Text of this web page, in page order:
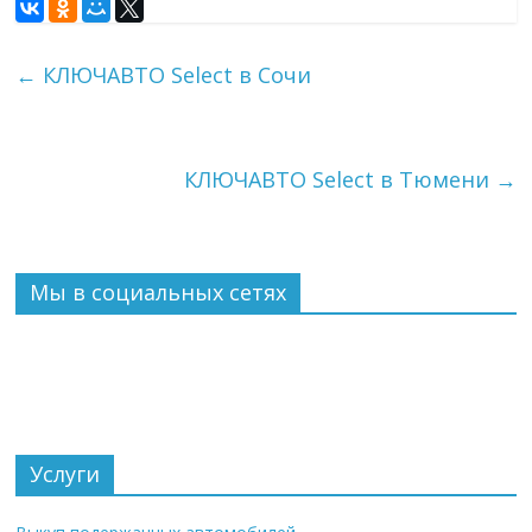
← КЛЮЧАВТО Select в Сочи
КЛЮЧАВТО Select в Тюмени →
Мы в социальных сетях
Услуги